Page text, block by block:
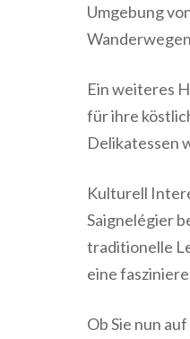
Umgebung
Ein weiteres
für ihre
Delikatessen
Kulturell
Saignelégier
traditionelle
eine
Ob Sie nun